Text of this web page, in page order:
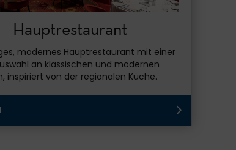
Hauptrestaurant
modernes Hauptrestaurant mit einer
an klassischen und modernen
inspiriert von der regionalen Küche.